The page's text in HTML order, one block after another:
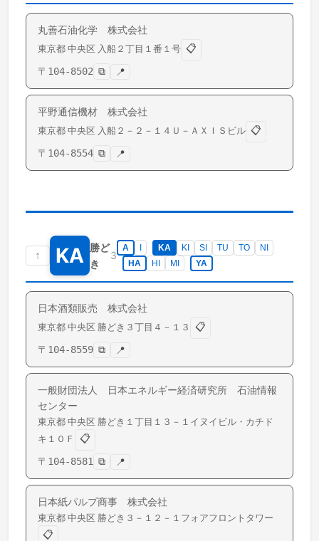
丸善石油化学 株式会社
東京都 中央区 入船 ２丁目１番１号 📋
〒 104-8502 ⧉ 📍
平野通信機材 株式会社
東京都 中央区 入船 ２－２－１４Ｕ－ＡＸＩＳビル 📋
〒 104-8554 ⧉ 📍
↑ KA 勝ど
き
3
A KA KI SI TU TO
NI
HA
HI MI YA
日本酒類販売 株式会社
東京都 中央区 勝どき ３丁目４－１３
📋
〒 104-8559 ⧉ 📍
一般財団法人 日本エネルギー経済研究所 石油情報
センター
東京都 中央区 勝どき １丁目１３－１イヌイビル・カチド
キ１０Ｆ
📋
〒 104-8581 ⧉ 📍
日本紙パルプ商事 株式会社
東京都 中央区 勝どき ３－１２－１フォアフロントタワー
📋